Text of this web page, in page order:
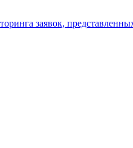
заявок,